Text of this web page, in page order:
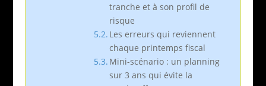
tranche et à son profil de
risque
Les erreurs qui reviennent
chaque printemps fiscal
Mini-scénario : un planning
sur 3 ans qui évite la